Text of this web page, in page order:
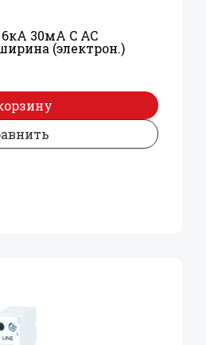
30мА C AC
(электрон.)